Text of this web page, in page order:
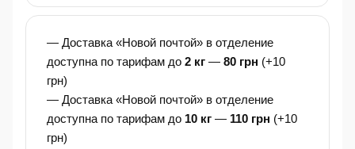
— Доставка «Новой почтой» в отделение
доступна по тарифам до 2 кг — 80 грн (+10
грн)
— Доставка «Новой почтой» в отделение
доступна по тарифам до 10 кг — 110 грн (+10
грн)